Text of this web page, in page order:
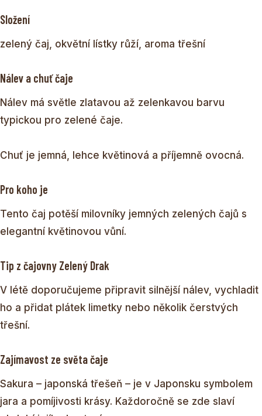
Složení
zelený čaj, okvětní lístky růží, aroma třešní
Nálev a chuť čaje
Nálev má světle zlatavou až zelenkavou barvu
typickou pro zelené čaje.
Chuť je jemná, lehce květinová a příjemně ovocná.
Pro koho je
Tento čaj potěší milovníky jemných zelených čajů s
elegantní květinovou vůní.
Tip z čajovny Zelený Drak
V létě doporučujeme připravit silnější nálev, vychladit
ho a přidat plátek limetky nebo několik čerstvých
třešní.
Zajímavost ze světa čaje
Sakura – japonská třešeň – je v Japonsku symbolem
jara a pomíjivosti krásy. Každoročně se zde slaví